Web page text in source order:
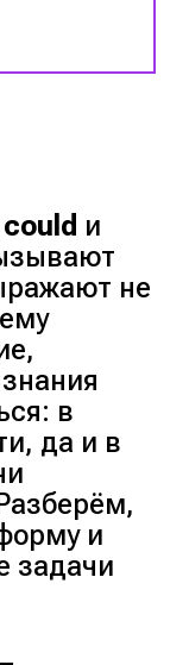
и
не
в
да и в
и
задачи